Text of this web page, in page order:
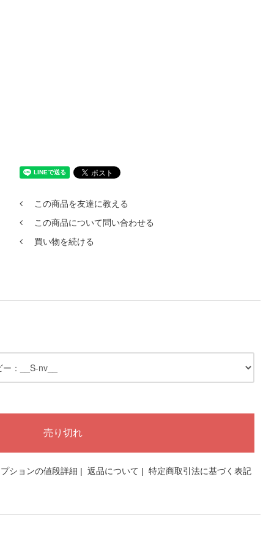
この商品を友達に教える
この商品について問い合わせる
買い物を続ける
ションの値段詳細 | 返品について | 特定商取引法に基づく表記